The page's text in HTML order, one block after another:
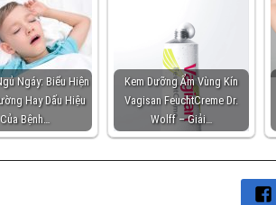
Ngáy: Biểu Hiện
Hay Dấu Hiệu
Của Bệnh…
Kem Dưỡng Ẩm Vùng Kín
Vagisan FeuchtCreme Dr.
Wolff – Giải…